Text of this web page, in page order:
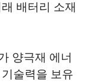
배터리 소재
양극재 에너
술력을 보유